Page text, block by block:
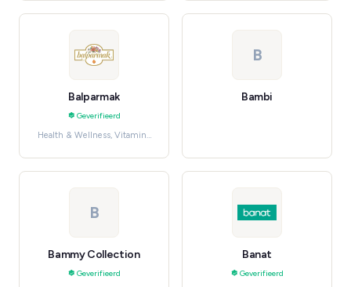
Balparmak
Geverifieerd
Health & Wellness, Vitamins
B
Bambi
B
Bammy Collection
Geverifieerd
Banat
Geverifieerd